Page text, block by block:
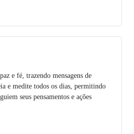
e fé, trazendo mensagens de
e medite todos os dias, permitindo
seus pensamentos e ações